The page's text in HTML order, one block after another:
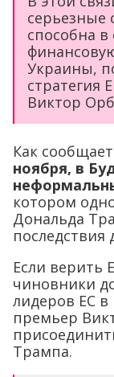
серьезные
способна в
Украины,
стратегия
Виктор
Как
ноября, в
котором
Дональда
Если верить
чиновники
лидеров ЕС в
премьер
Трампа.